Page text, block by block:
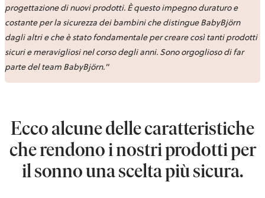
progettazione di nuovi prodotti. È questoimpegno duraturo e
costante per la sicurezza dei bambini che distingue BabyBjörn
dagli altri e che è stato fondamentale per creare così tanti prodotti
sicuri e meravigliosi nel corso degli anni. Sono orgoglioso di far
parte del team BabyBjörn."
Ecco alcune delle caratteristiche
che rendono i nostri prodotti per
il sonno una scelta più sicura.